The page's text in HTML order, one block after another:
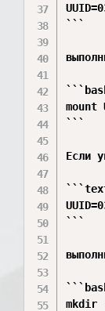
```
mount
```
Если
```
mkdir